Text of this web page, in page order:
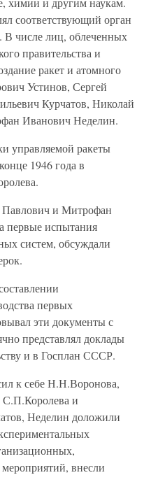
соответствующий орган
числе лиц, облеченных
правительства и
ракет и атомного
Устинов, Сергей
Курчатов, Николай
Иванович Неделин.
управляемой ракеты
1946 года в
Павлович и Митрофан
первые испытания
систем, обсуждали
первых
эти документы с
представлял доклады
и в Госплан СССР.
к себе Н.Н.Воронова,
и
Неделин доложили
внесли